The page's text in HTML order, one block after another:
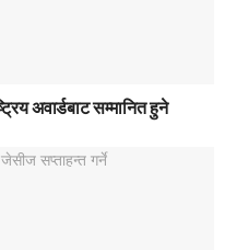
अवार्डबाट सम्मानित हुने